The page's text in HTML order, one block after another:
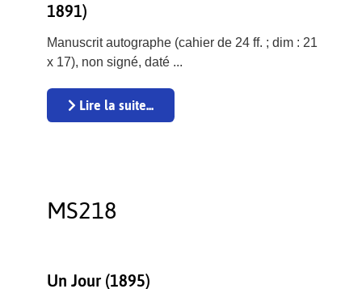
1891)
Manuscrit autographe (cahier de 24 ff. ; dim : 21
x 17), non signé, daté ...
Lire la suite...
MS218
Un Jour (1895)